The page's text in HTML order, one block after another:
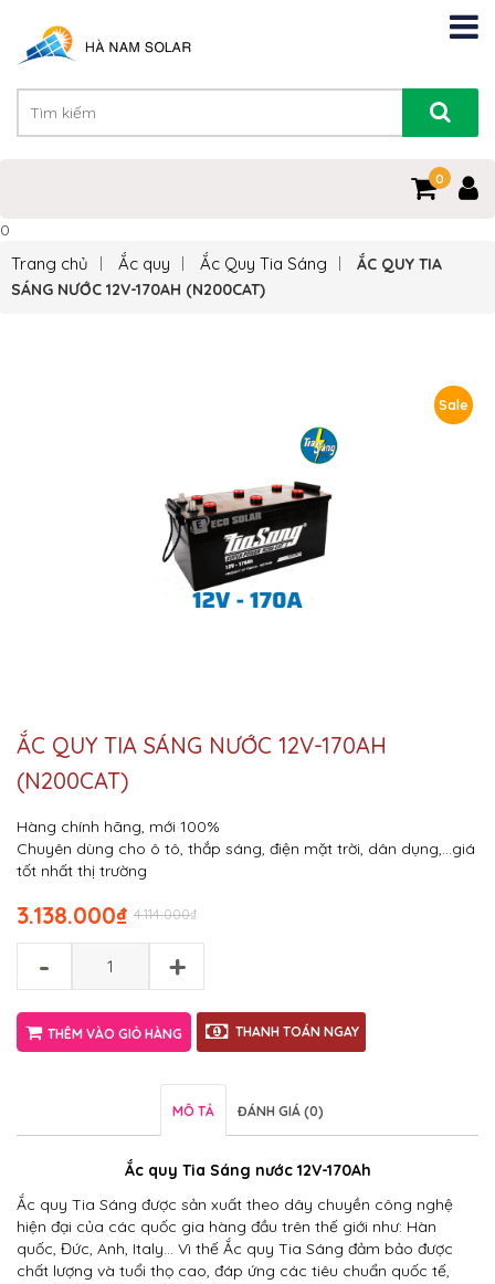
0
0
Trang chủ Ắc quy Ắc Quy Tia Sáng
ẮC QUY TIA
SÁNG NƯỚC 12V-170AH (N200CAT)
Sale
ẮC QUY TIA SÁNG NƯỚC 12V-170AH
(N200CAT)
Hàng chính hãng, mới 100%
Chuyên dùng cho ô tô, thắp sáng, điện mặt trời, dân dụng,…giá
tốt nhất thị trường
₫
4.114.000
₫
3.138.000
- +
THÊM VÀO GIỎ HÀNG THANH TOÁN NGAY
MÔ TẢ ĐÁNH GIÁ (0)
Ắc quy Tia Sáng nước 12V-170Ah
Ắc quy Tia Sáng được sản xuất theo dây chuyền công nghệ
hiện đại của các quốc gia hàng đầu trên thế giới như: Hàn
quốc, Đức, Anh, Italy… Vì thế Ắc quy Tia Sáng đảm bảo được
chất lượng và tuổi thọ cao, đáp ứng các tiêu chuẩn quốc tế,